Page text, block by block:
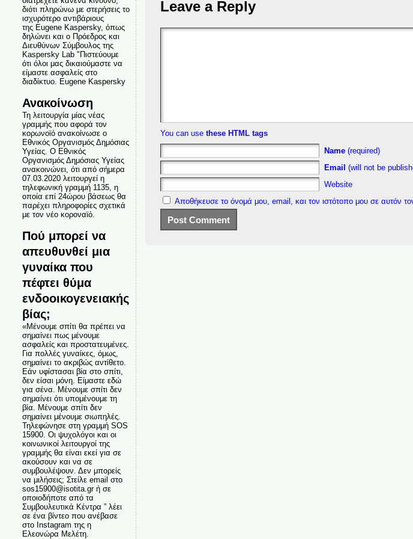
διότι πληρώνω με στερήσεις το
ισχυρότερο αντιβάριους
της Eugene Kaspersky, όπως
δηλώνει και ο Πρόεδρος και
Διευθύνων Σύμβουλος της
Kaspersky Lab "Πιστεύουμε
ότι όλοι μας δικαιούμαστε να
είμαστε ασφαλείς στο
διαδίκτυο. Eugene Kaspersky
Ανακοίνωση
Τη λειτουργία μίας νέας
γραμμής που αφορά τον
κορωνοϊό ανακοίνωσε ο
Εθνικός Οργανισμός Δημόσιας
Υγείας. Ο Εθνικός
Οργανισμός Δημόσιας Υγείας
ανακοινώνει, ότι από σήμερα
07.03.2020 λειτουργεί η
τηλεφωνική γραμμή 1135, η
οποία επί 24ώρου βάσεως θα
παρέχει πληροφορίες σχετικά
με τον νέο κοροναϊό.
Πού μπορεί να
απευθυνθεί μια
γυναίκα που
πέφτει θύμα
ενδοοικογενειακής
βίας;
«Μένουμε σπίτι θα πρέπει να
σημαίνει πως μένουμε
ασφαλείς και προστατευμένες.
Για πολλές γυναίκες, όμως,
σημαίνει το ακριβώς αντίθετο.
Εάν υφίστασαι βία στο σπίτι,
δεν είσαι μόνη. Είμαστε εδώ
για σένα. Μένουμε σπίτι δεν
σημαίνει ότι υπομένουμε τη
βία. Μένουμε σπίτι δεν
σημαίνει μένουμε σιωπηλές.
Τηλεφώνησε στη γραμμή SOS
15900. Οι ψυχολόγοι και οι
κοινωνικοί λειτουργοί της
γραμμής θα είναι εκεί για σε
ακούσουν και να σε
συμβουλέψουν. Δεν μπορείς
να μιλήσεις; Στείλε email στο
sos15900@isotita.gr ή σε
οποιοδήποτε από τα
Συμβουλευτικά Κέντρα ” λέει
σε ένα βίντεο που ανέβασε
στο Instagram της η
Ελεονώρα Μελέτη.
Leave a Reply
You can use these HTML tags
Name (required)
Email (will not be
Website
Αποθήκευσε το όνομά μου, email, και τον ιστότοπο μου σε αυτόν